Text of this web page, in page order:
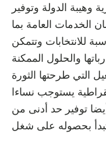
وهيبة الدولة وتوفير
الخدمات العامة بما
للانتخابات وتتمكن
والحلول الممكنة
التي طرحتها الثورة
يستوجب نساءا
توفير حد أدنى من